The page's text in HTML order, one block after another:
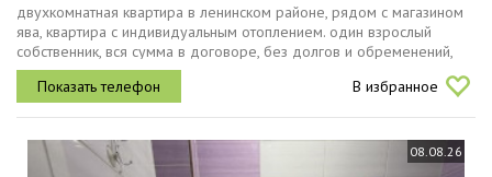
двухкомнатная квaртиpа в ленинском районе, рядом с магазином
ява, квартира с индивидуальным отоплением. один взрослый
собственник, вся сумма в договоре, без долгов и обременений,
подходит под любую форму расчетов ипотека, мат капитал,
военный...
В избранное
08.08.26